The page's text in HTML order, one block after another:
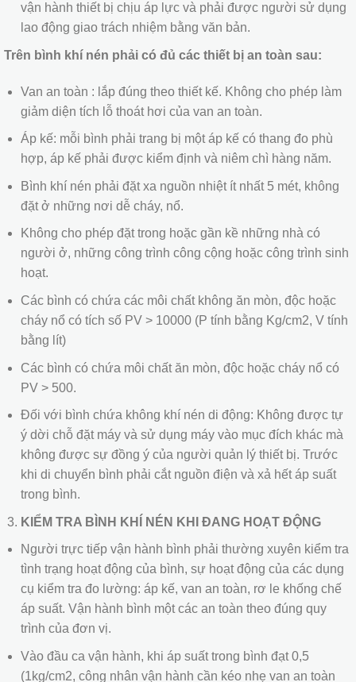
vận hành thiết bị chịu áp lực và phải được người sử dụng
lao động giao trách nhiệm bằng văn bản.
Trên bình khí nén phải có đủ các thiết bị an toàn sau:
Van an toàn : lắp đúng theo thiết kế. Không cho phép làm
giảm diện tích lỗ thoát hơi của van an toàn.
Áp kế: mỗi bình phải trang bị một áp kế có thang đo phù
hợp, áp kế phải được kiểm định và niêm chì hàng năm.
Bình khí nén phải đặt xa nguồn nhiệt ít nhất 5 mét, không
đặt ở những nơi dễ cháy, nổ.
Không cho phép đặt trong hoặc gần kề những nhà có
người ở, những công trình công cộng hoặc công trình sinh
hoạt.
Các bình có chứa các môi chất không ăn mòn, độc hoặc
cháy nổ có tích số PV > 10000 (P tính bằng Kg/cm2, V tính
bằng lít)
Các bình có chứa môi chất ăn mòn, độc hoặc cháy nổ có
PV > 500.
Đối với bình chứa không khí nén di động: Không được tự
ý dời chỗ đặt máy và sử dụng máy vào mục đích khác mà
không được sự đồng ý của người quản lý thiết bị. Trước
khi di chuyển bình phải cắt nguồn điện và xả hết áp suất
trong bình.
KIỂM TRA BÌNH KHÍ NÉN KHI ĐANG HOẠT ĐỘNG
Người trực tiếp vận hành bình phải thường xuyên kiểm tra
tình trạng hoạt động của bình, sự hoạt động của các dụng
cụ kiểm tra đo lường: áp kế, van an toàn, rơ le khống chế
áp suất. Vận hành bình một các an toàn theo đúng quy
trình của đơn vị.
Vào đầu ca vận hành, khi áp suất trong bình đạt 0,5
(1kg/cm2, công nhân vận hành cần kéo nhẹ van an toàn